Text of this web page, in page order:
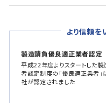
より信頼を
製造請負優良適正業者認定
平成22年度よりスタートした
者認定制度の「優良適正業者」
社が認定されました